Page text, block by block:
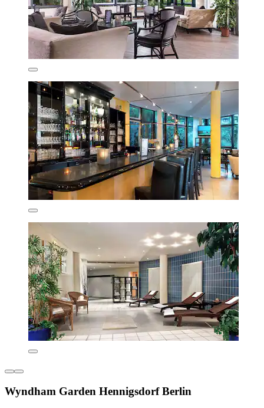
Wyndham Garden Hennigsdorf Berlin